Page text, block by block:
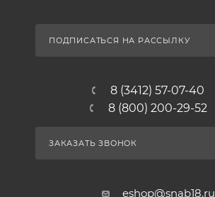
ПОДПИСАТЬСЯ НА РАССЫЛКУ
8 (3412) 57-07-40
8 (800) 200-29-52
ЗАКАЗАТЬ ЗВОНОК
eshop@snab18.ru